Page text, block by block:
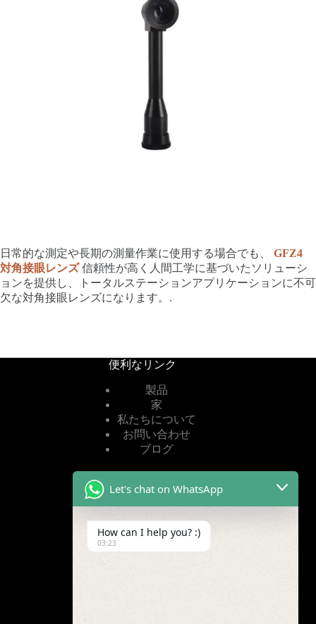
日常的な測定や長期の測量作業に使用する場合でも、 GFZ4
対角接眼レンズ信頼性が高く人間工学に基づいたソリューシ
ョンを提供し、トータルステーションアプリケーションに不可
欠な対角接眼レンズになります。.
便利なリンク
製品
家
私たちについて
お問い合わせ
ブログ
プライバシーポリシー
利用規約
ビデオ
Let's chat on WhatsApp
How can I help you? :)
03:23